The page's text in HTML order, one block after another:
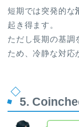
短期では突発的な
起き得ます。
ただし長期の基調
ため、冷静な対応
5.